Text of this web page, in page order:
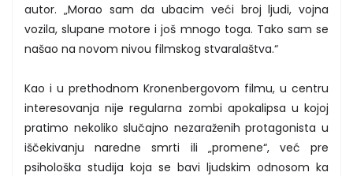
autor. „Morao sam da ubacim veći broj ljudi, vojna
vozila, slupane motore i još mnogo toga. Tako sam se
našao na novom nivou filmskog stvaralaštva.“
Kao i u prethodnom Kronenbergovom filmu, u centru
interesovanja nije regularna zombi apokalipsa u kojoj
pratimo nekoliko slučajno nezaraženih protagonista u
iščekivanju naredne smrti ili „promene“, već pre
psihološka studija koja se bavi ljudskim odnosom ka